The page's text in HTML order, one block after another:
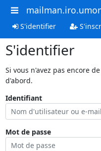
S'identifier
S'identifier
Si vous n'avez pas encore
d'abord.
Identifiant
Mot de passe